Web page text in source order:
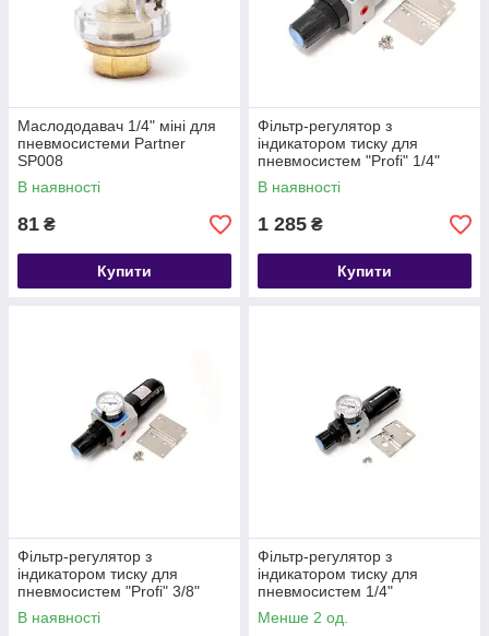
Маслододавач 1/4" міні для
пневмосистеми Partner
SP008
В наявності
81 ₴
Купити
Фільтр-регулятор з
індикатором тиску для
пневмосистем "Profi" 1/4"
(пропускна спроможність:
1300 л/хв, 16bar) Forsage F-
В наявності
1 285 ₴
Купити
Фільтр-регулятор з
індикатором тиску для
пневмосистем "Profi" 3/8"
(пропускна спроможність:
1300 л/хв, 16bar) Forsage F-
В наявності
Фільтр-регулятор з
індикатором тиску для
пневмосистем 1/4"
ROCKFORCE RF-EW2000-02
Менше 2 од.